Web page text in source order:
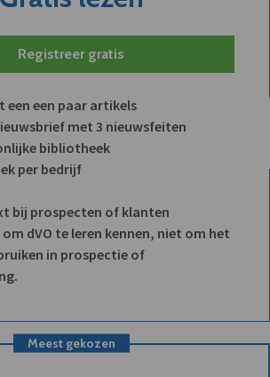
Registreer gratis
een een paar artikels
met 3 nieuwsfeiten
bibliotheek
per bedrijf
bij prospecten of klanten
dVO te leren kennen, niet om het
in prospectie of
Meest gekozen